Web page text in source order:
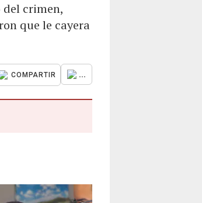
crimen,
que le cayera
COMPARTIR ...